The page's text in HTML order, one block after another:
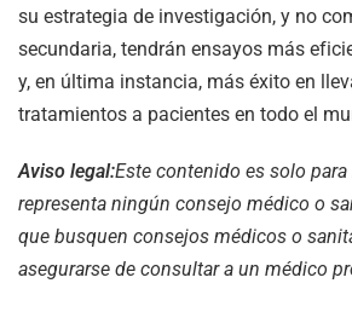
su estrategia de investigación, y no
secundaria, tendrán ensayos más
y, en última instancia, más éxito en
tratamientos a pacientes en todo el
Aviso legal:Este contenido es solo para
representa ningún consejo médico o
que busquen consejos médicos o
asegurarse de consultar a un médico